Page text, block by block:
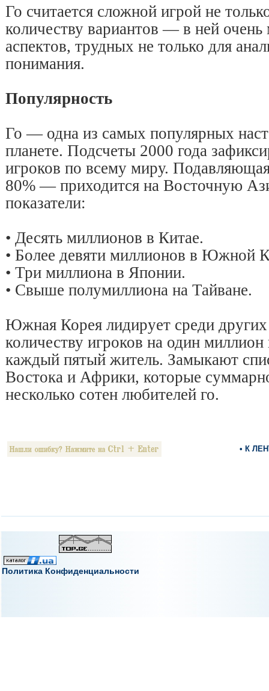
Го считается сложной игрой не
количеству вариантов — в ней очень
аспектов, трудных не только для
понимания.
Популярность
Го — одна из самых популярных
планете. Подсчеты 2000 года
игроков по всему миру.
80% — приходится на Восточную
показатели:
• Десять миллионов в Китае.
• Более девяти миллионов в Южной
• Три миллиона в Японии.
• Свыше полумиллиона на Тайване.
Южная Корея лидирует среди
количеству игроков на один миллион
каждый пятый житель. Замыкают
Востока и Африки, которые
несколько сотен любителей го.
• К
Политика Конфиденциальности